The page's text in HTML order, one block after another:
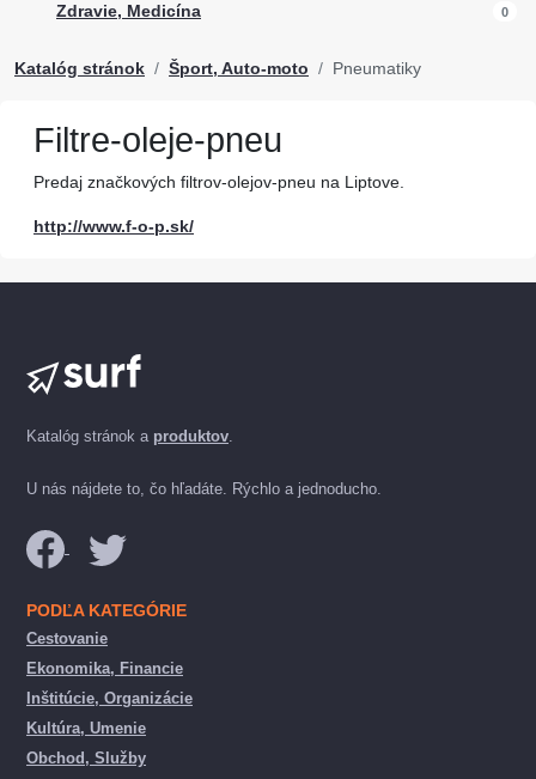
Zdravie, Medicína 0
Katalóg stránok Šport, Auto-moto Pneumatiky
Filtre-oleje-pneu
Predaj značkových filtrov-olejov-pneu na Liptove.
http://www.f-o-p.sk/
Katalóg stránok a produktov.
U nás nájdete to, čo hľadáte. Rýchlo a jednoducho.
PODĽA KATEGÓRIE
Cestovanie
Ekonomika, Financie
Inštitúcie, Organizácie
Kultúra, Umenie
Obchod, Služby